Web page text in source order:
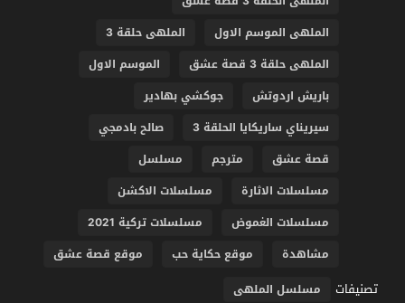
الملهى الموسم الاول
الملهى حلقة 3
الملهى حلقة 3 قصة عشق
الموسم الاول
باريش اردوتش
جوكشي بهادير
سيريناي ساريكايا الحلقة 3
صالح بادمجي
قصة عشق
مترجم
مسلسل
مسلسلات الاثارة
مسلسلات الاكشن
مسلسلات الغموض
مسلسلات تركية 2021
مشاهدة
موقع حكاية حب موقع قصة عشق
تصنيفات مسلسل الملهى